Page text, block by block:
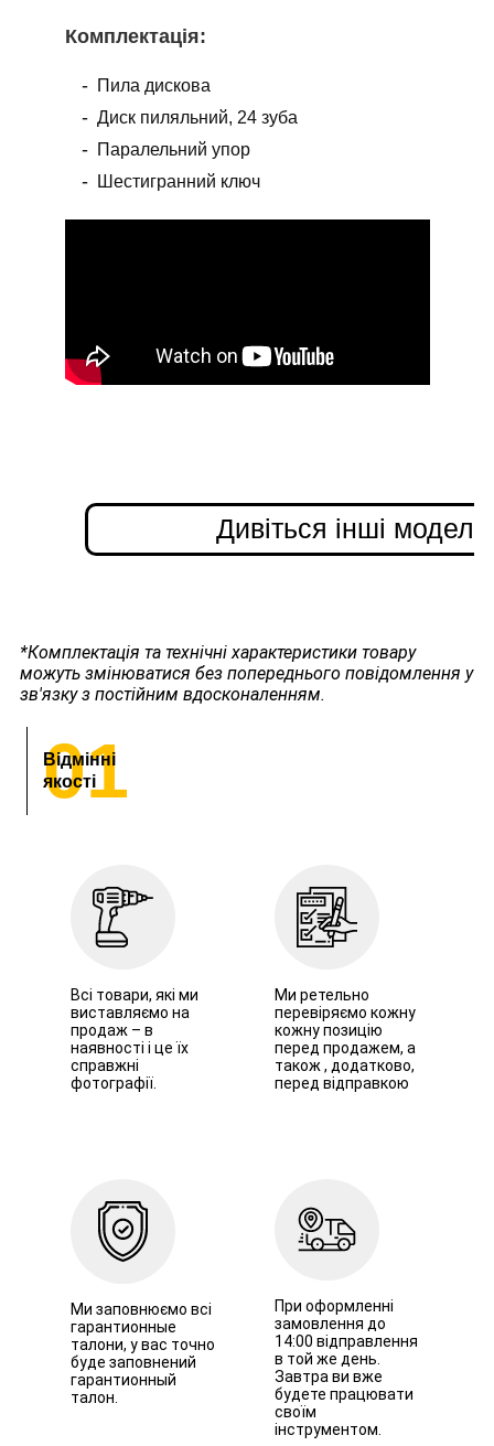
Комплектація:
Пила дискова
Диск пиляльний, 24 зуба
Паралельний упор
Шестигранний ключ
Дивіться інші моделі
*Комплектація та технічні характеристики товару
можуть змінюватися без попереднього повідомлення у
зв'язку з постійним вдосконаленням.
01
Відмінні
якості
Всі товари, які ми
виставляємо на
продаж – в
наявності і це їх
справжні
фотографії.
Ми ретельно
перевіряємо кожну
кожну позицію
перед продажем, а
також , додатково,
перед відправкою
Ми заповнюємо всі
гарантионные
талони, у вас точно
буде заповнений
гарантионный
талон.
При оформленні
замовлення до
14:00 відправлення
в той же день.
Завтра ви вже
будете працювати
своїм
інструментом.